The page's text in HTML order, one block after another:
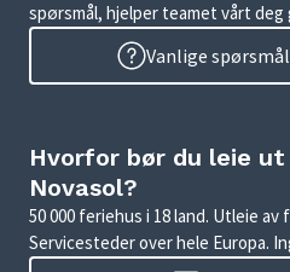
spørsmål, hjelper teamet vårt deg
Vanlige
Hvorfor bør du leie
Novasol?
50 000 feriehus i 18 land. Utleie av
Servicesteder over hele Europa.